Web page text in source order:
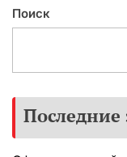
Поиск
Последние